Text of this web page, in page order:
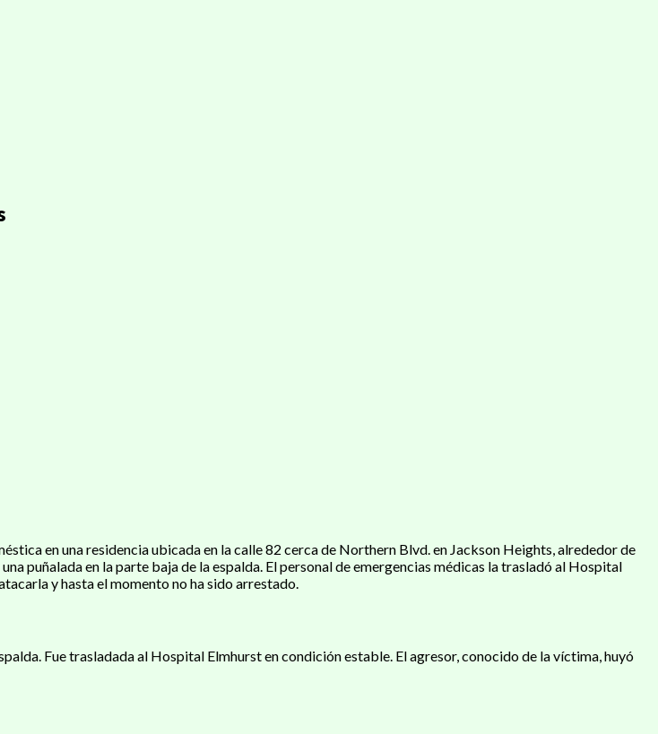
en una residencia ubicada en la calle 82 cerca de Northern Blvd. en Jackson Heights, alrededor de
puñalada en la parte baja de la espalda. El personal de emergencias médicas la trasladó al Hospital
y hasta el momento no ha sido arrestado.
Fue trasladada al Hospital Elmhurst en condición estable. El agresor, conocido de la víctima, huyó